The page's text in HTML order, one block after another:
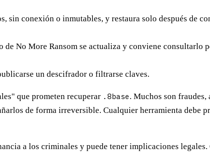
sin conexión o inmutables, y restaura solo después de
No More Ransom se actualiza y conviene consultarlo
un descifrador o filtrarse claves.
que prometen recuperar .8base. Muchos son
de forma irreversible. Cualquier herramienta debe
a los criminales y puede tener implicaciones